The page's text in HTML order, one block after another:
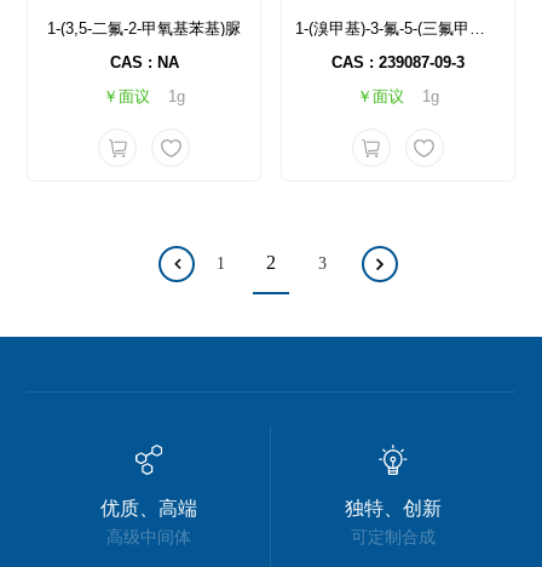
1-(3,5-二氟-2-甲氧基苯基)脲
CAS : NA
￥面议
1g
1-(溴甲基)-3-氟-5-(三氟甲基)苯
CAS : 239087-09-3
￥面议
1g
1 2 3
优质、高端
高级中间体
独特、创新
可定制合成